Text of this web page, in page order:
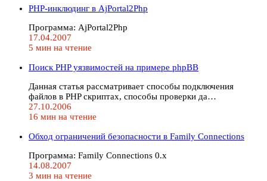
PHP-инклюдинг в AjPortal2Php
Программа: AjPortal2Php
17.04.2007
5 мин на чтение
Поиск PHP уязвимостей на примере phpBB
Данная статья рассматривает способы подключения
файлов в PHP скриптах, способы проверки да…
27.10.2006
16 мин на чтение
Обход ограничений безопасности в Family Connections
Программа: Family Connections 0.x
14.08.2007
3 мин на чтение